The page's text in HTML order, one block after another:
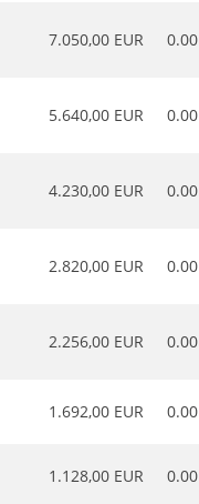
7.050,00 EUR 0.00
5.640,00 EUR 0.00
4.230,00 EUR 0.00
2.820,00 EUR 0.00
2.256,00 EUR 0.00
1.692,00 EUR 0.00
1.128,00 EUR 0.00